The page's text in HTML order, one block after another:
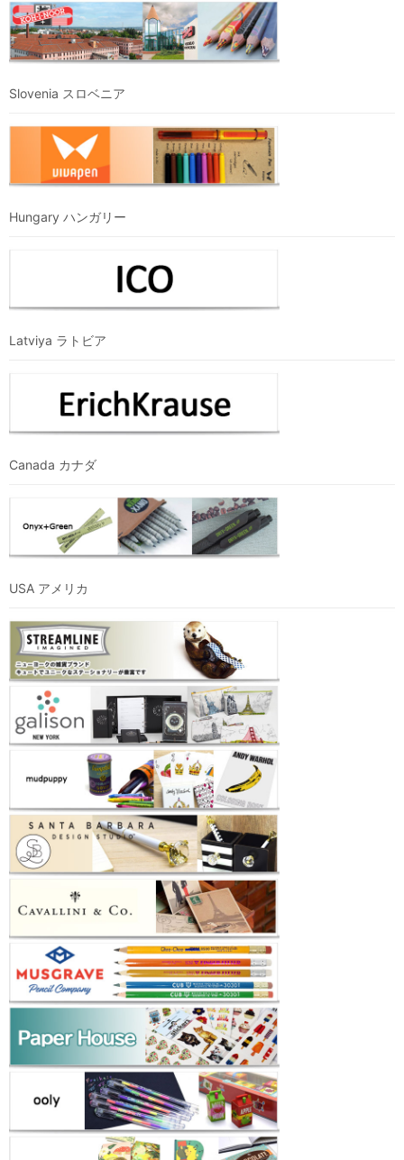
Slovenia スロベニア
Hungary ハンガリー
Latviya ラトビア
Canada カナダ
USA アメリカ